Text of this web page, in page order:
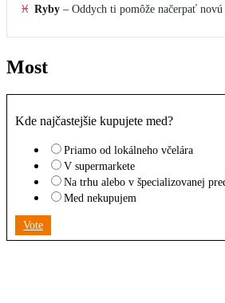
♓ Ryby – Oddych ti pomôže načerpať novú
Most
Kde najčastejšie kupujete med?
Priamo od lokálneho včelára
V supermarkete
Na trhu alebo v špecializovanej
Med nekupujem
Vote